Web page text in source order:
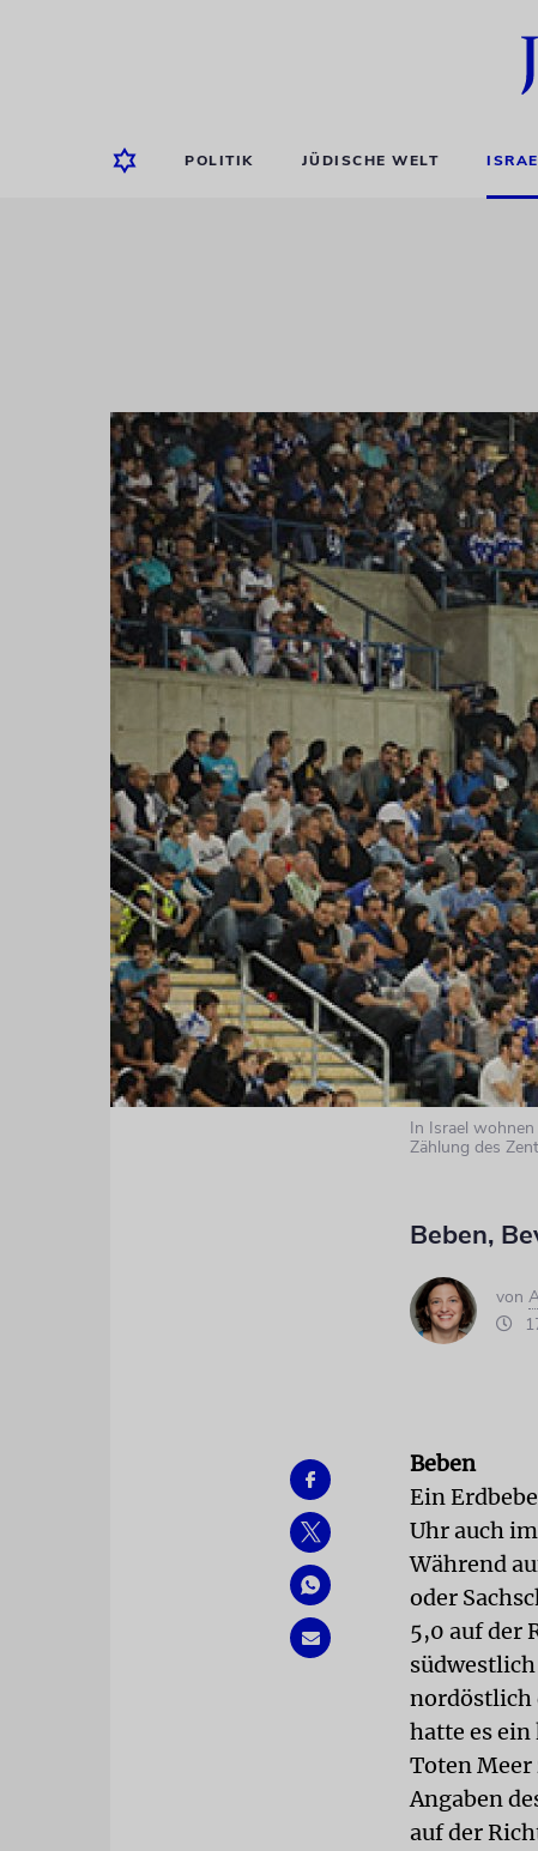
POLITIK JÜDISCHE WELT
In Israel
Zählung des
Beben,
von
Beben
Ein
Uhr auch
Während
oder
5,0 auf der
nordöstlich
hatte es ein
Toten Meer
Angaben
auf der